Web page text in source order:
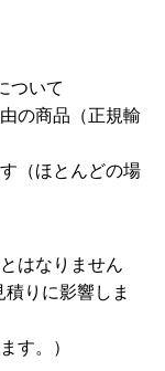
ついて
の商品（正規輸
（ほとんどの場
はなりません
りに影響しま
す。）